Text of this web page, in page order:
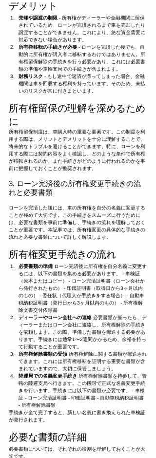
デメリット
売却や譲渡の制限 - 所有権がディーラーや金融機関に留保
されているため、ローンが完済されるまで車を売却したり
譲渡することができません。これにより、急な資金需要に
対応できない場合があります。
所有権移転の手続きが必要 - ローンを完済した後でも、自
動的に所有権が購入者に移転するわけではありません。所
有権留保解除の手続きを行う必要があり、これには必要書
類の準備や運輸支局での手続きが含まれます。
財務リスク - もし途中で返済が滞ってしまった場合、金融
機関は車を回収する権利を持っています。そのため、未払
いのリスクが常に付きまといます。
所有権留保の理解を深めるため
に
所有権留保制度は、車購入時の重要な要素です。この制度を利
用する際は、メリットとデメリットを十分に理解することで、
将来的なトラブルを避けることができます。特に、ローンを利
用する際には契約内容をよく確認し、どのような条件で所有権
が移転されるのか、また手続きがどのように行われるのかを事
前に把握しておくことが推奨されます。
3. ローン完済後の所有権変更手続きの流
れと必要書類
ローンを完済した後には、車の所有権を自分の名義に変更する
ことが極めて大切です。この手続きをスムーズに行うために
は、必要な書類を事前に準備し、手続きの流れを理解しておく
ことが重要です。本記事では、所有権変更の具体的な手続きの
流れと必要な書類について詳しく解説します。
所有権変更手続きの流れ
必要書類の準備 ローン完済後に所有権を自分名義に変更す
るには、以下の書類を集める必要があります。 - 車検証
（原本またはコピー） - ローン完済証明書（ローン会社か
ら発行されたもの） - 印鑑証明書（取得日から3ヶ月以内
のもの） - 委任状（代理人が手続きをする場合） - 自動車
税納税証明書（発行日から3ヶ月以内のもの） - 所有権解
除文書交付依頼書
ディーラーやローン会社への連絡 必要書類が揃ったら、デ
ィーラーまたはローン会社に連絡し、所有権解除の手続き
を依頼します。この際、準備した書類を郵送する必要があ
ります。手続きには通常1〜2週間かかるため、余裕を持っ
て行動することが重要です。
所有権解除書類の受領 所有権解除に関する書類が郵送され
てきます。これには所有権移転を証明する重要な書類が含
まれていますので、大切に保管しましょう。
陸運局での名義変更手続き 所有権解除書類を持参して、管
轄の陸運支局へ行きます。この段階で正式な名義変更手続
きを行います。手続きには以下の書類が必要です。 - 車検
証 - ローン完済証明書 - 印鑑証明書 - 自動車税納税証明書
- 所有権解除書類
手続きが全て完了すると、新しい名義に書き換えられた車検証
が発行されます。
必要な書類の詳細
必要書類については、それぞれの役割を理解しておくことが大
切です。